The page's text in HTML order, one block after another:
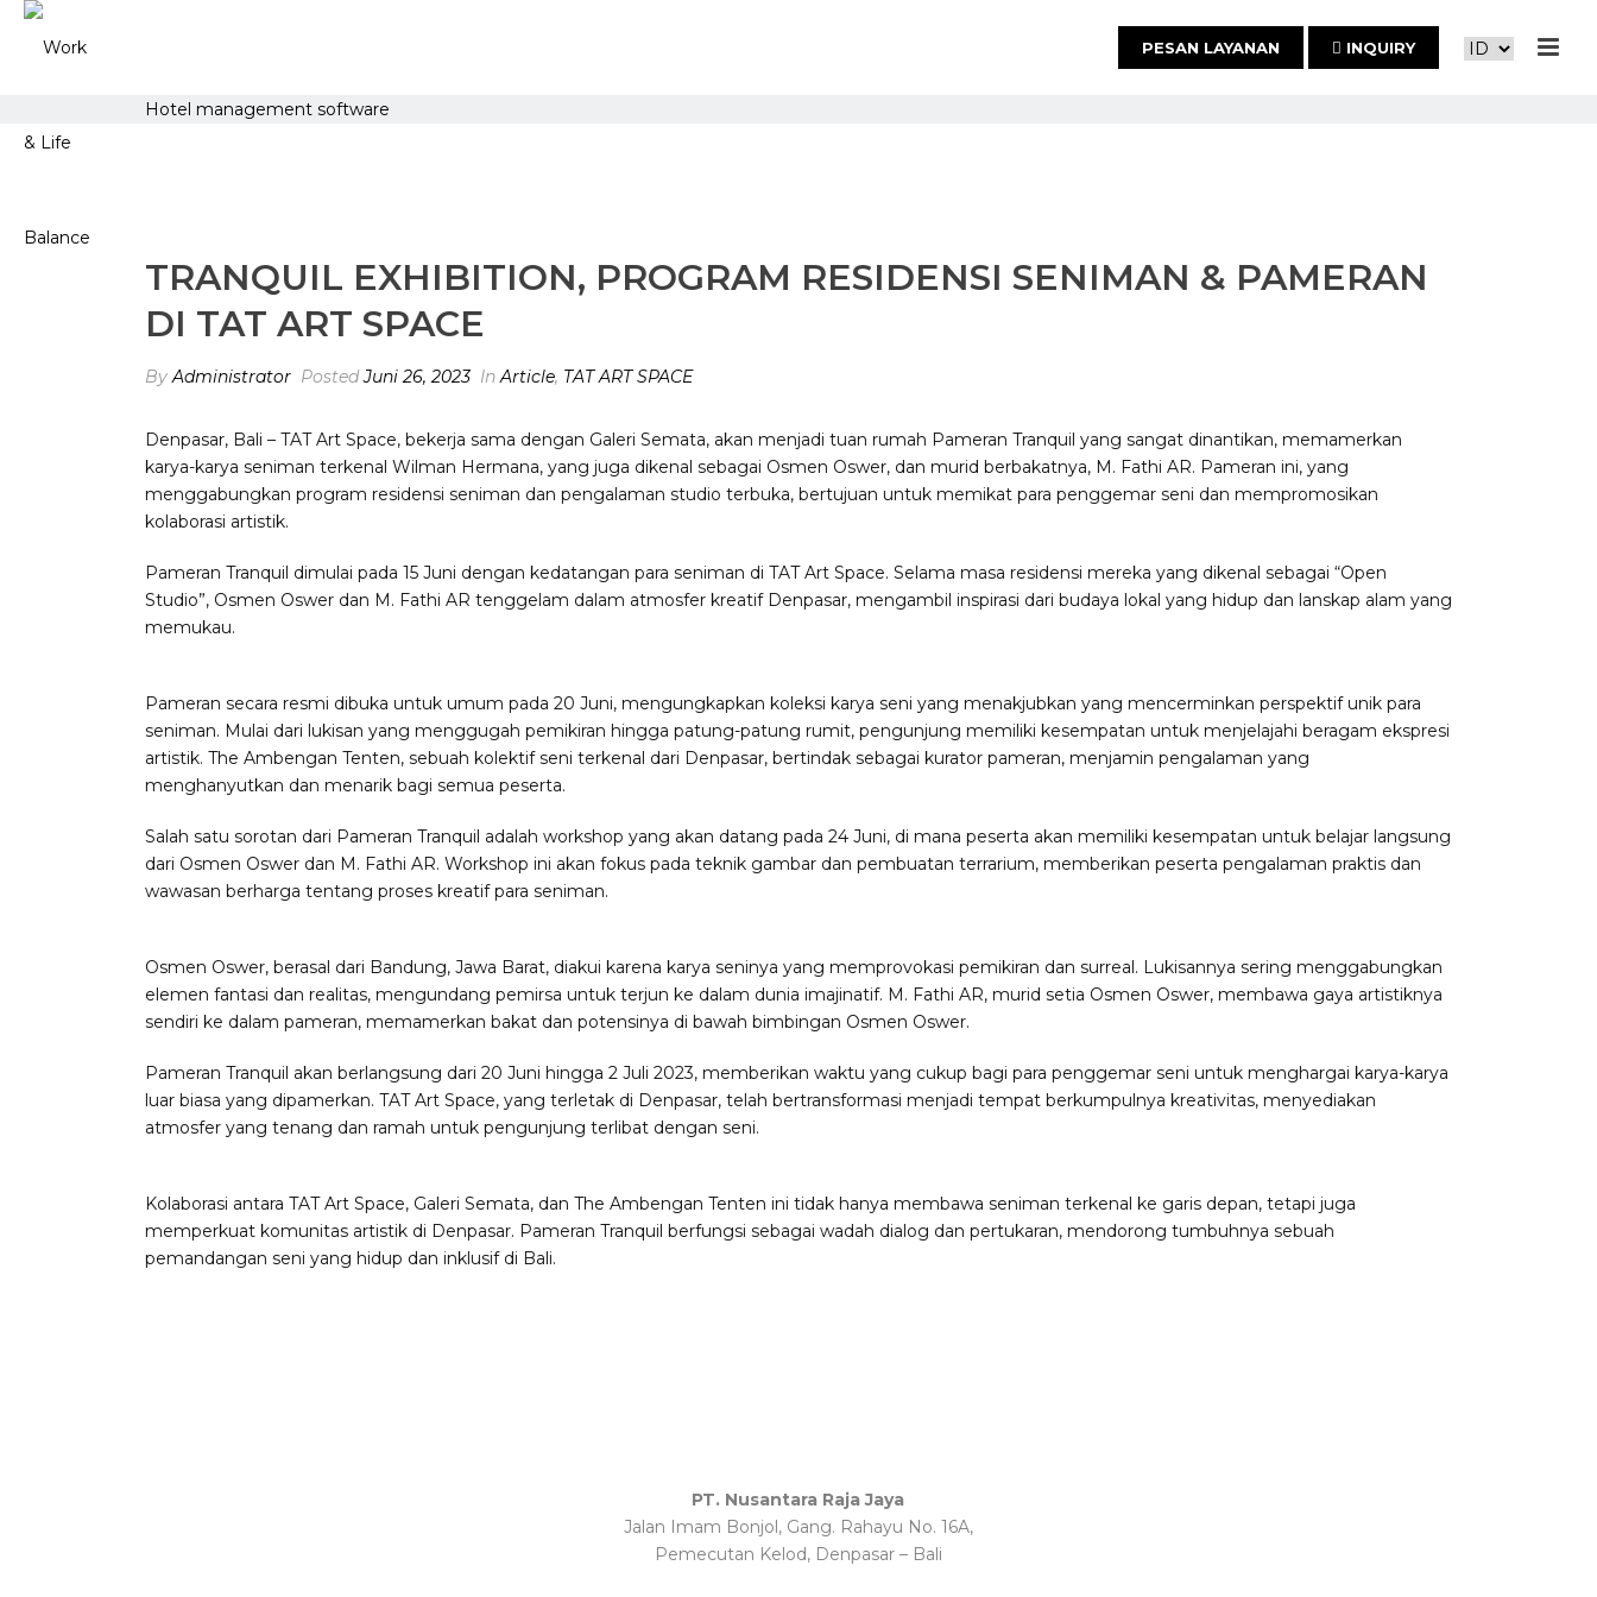
PESAN LAYANAN INQUIRY
Hotel management software
TRANQUIL EXHIBITION, PROGRAM RESIDENSI SENIMAN & PAMERAN
DI TAT ART SPACE
ByAdministrator PostedJuni 26, 2023 InArticle, TAT ART SPACE
Denpasar, Bali – TAT Art Space, bekerja sama dengan Galeri Semata, akan menjadi tuan rumah Pameran Tranquil yang sangat dinantikan, memamerkan
karya-karya seniman terkenal Wilman Hermana, yang juga dikenal sebagai Osmen Oswer, dan murid berbakatnya, M. Fathi AR. Pameran ini, yang
menggabungkan program residensi seniman dan pengalaman studio terbuka, bertujuan untuk memikat para penggemar seni dan mempromosikan
kolaborasi artistik.
Pameran Tranquil dimulai pada 15 Juni dengan kedatangan para seniman di TAT Art Space. Selama masa residensi mereka yang dikenal sebagai “Open
Studio”, Osmen Oswer dan M. Fathi AR tenggelam dalam atmosfer kreatif Denpasar, mengambil inspirasi dari budaya lokal yang hidup dan lanskap alam yang
memukau.
Pameran secara resmi dibuka untuk umum pada 20 Juni, mengungkapkan koleksi karya seni yang menakjubkan yang mencerminkan perspektif unik para
seniman. Mulai dari lukisan yang menggugah pemikiran hingga patung-patung rumit, pengunjung memiliki kesempatan untuk menjelajahi beragam ekspresi
artistik. The Ambengan Tenten, sebuah kolektif seni terkenal dari Denpasar, bertindak sebagai kurator pameran, menjamin pengalaman yang
menghanyutkan dan menarik bagi semua peserta.
Salah satu sorotan dari Pameran Tranquil adalah workshop yang akan datang pada 24 Juni, di mana peserta akan memiliki kesempatan untuk belajar langsung
dari Osmen Oswer dan M. Fathi AR. Workshop ini akan fokus pada teknik gambar dan pembuatan terrarium, memberikan peserta pengalaman praktis dan
wawasan berharga tentang proses kreatif para seniman.
Osmen Oswer, berasal dari Bandung, Jawa Barat, diakui karena karya seninya yang memprovokasi pemikiran dan surreal. Lukisannya sering menggabungkan
elemen fantasi dan realitas, mengundang pemirsa untuk terjun ke dalam dunia imajinatif. M. Fathi AR, murid setia Osmen Oswer, membawa gaya artistiknya
sendiri ke dalam pameran, memamerkan bakat dan potensinya di bawah bimbingan Osmen Oswer.
Pameran Tranquil akan berlangsung dari 20 Juni hingga 2 Juli 2023, memberikan waktu yang cukup bagi para penggemar seni untuk menghargai karya-karya
luar biasa yang dipamerkan. TAT Art Space, yang terletak di Denpasar, telah bertransformasi menjadi tempat berkumpulnya kreativitas, menyediakan
atmosfer yang tenang dan ramah untuk pengunjung terlibat dengan seni.
Kolaborasi antara TAT Art Space, Galeri Semata, dan The Ambengan Tenten ini tidak hanya membawa seniman terkenal ke garis depan, tetapi juga
memperkuat komunitas artistik di Denpasar. Pameran Tranquil berfungsi sebagai wadah dialog dan pertukaran, mendorong tumbuhnya sebuah
pemandangan seni yang hidup dan inklusif di Bali.
PT. Nusantara Raja Jaya
Jalan Imam Bonjol, Gang. Rahayu No. 16A,
Pemecutan Kelod, Denpasar – Bali